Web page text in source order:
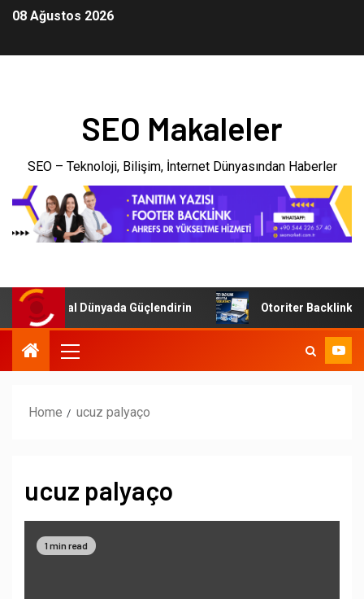
08 Ağustos 2026
SEO Makaleler
SEO – Teknoloji, Bilişim, İnternet Dünyasından Haberler
Dijital Dünyada Güçlendirin Otoriter Backlink ile
Home ucuz palyaço
ucuz palyaço
1 min read